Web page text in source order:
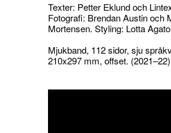
Texter: Petter Eklund och
Fotografi: Brendan Austin och
Mortensen. Styling: Lotta
Mjukband, 112 sidor, sju
210x297 mm, offset. (2021–22)